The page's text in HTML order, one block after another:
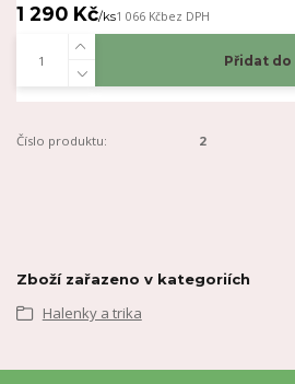
1 290 Kč/ks1 066 Kčbez DPH
Přidat do
Číslo produktu: 2
Zboží zařazeno v kategoriích
Halenky a trika